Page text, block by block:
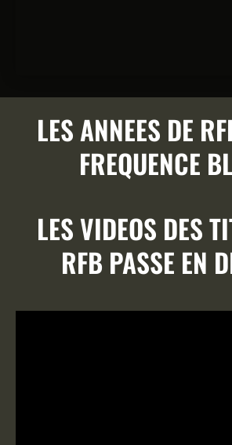
LES ANNEES DE
FREQUENCE
LES VIDEOS DES
RFB PASSE EN